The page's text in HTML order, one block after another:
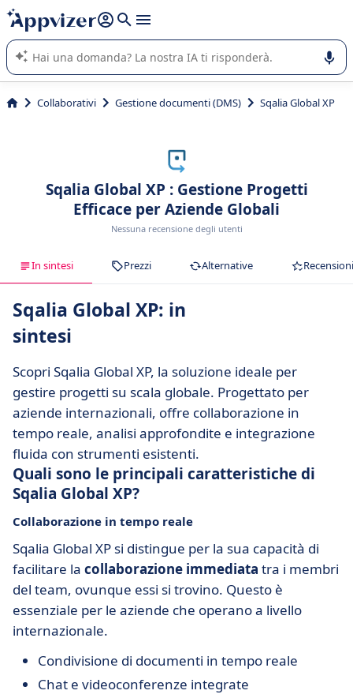
righe con
shift + enter
L'IA di Appvizer vi guida nell'utilizzo o nella scelta di un
software SaaS per la vostra azienda.
Collaborativi Gestione documenti (DMS) Sqalia Global XP
Sqalia Global XP : Gestione Progetti
Efficace per Aziende Globali
Nessuna recensione degli utenti
In sintesi Prezzi Alternative Recensioni
Sqalia Global XP: in
sintesi
Scopri Sqalia Global XP, la soluzione ideale per
gestire progetti su scala globale. Progettato per
aziende internazionali, offre collaborazione in
tempo reale, analisi approfondite e integrazione
fluida con strumenti esistenti.
Quali sono le principali caratteristiche di
Sqalia Global XP?
Collaborazione in tempo reale
Sqalia Global XP si distingue per la sua capacità di
facilitare la collaborazione immediata tra i membri
del team, ovunque essi si trovino. Questo è
essenziale per le aziende che operano a livello
internazionale.
Condivisione di documenti in tempo reale
Chat e videoconferenze integrate